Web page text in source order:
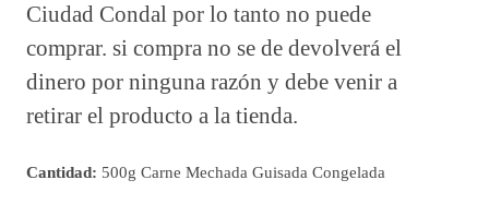
Ciudad Condal por lo tanto no puede
comprar. si compra no se de devolverá el
dinero por ninguna razón y debe venir a
retirar el producto a la tienda.
Cantidad: 500g Carne Mechada Guisada Congelada